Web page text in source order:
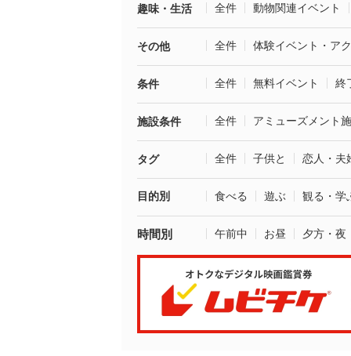
趣味・生活 全件 動物関連イベント
その他 全件 体験イベント・ア
条件 全件 無料イベント 終
施設条件 全件 アミューズメント
タグ 全件 子供と 恋人・夫
目的別 食べる 遊ぶ 観る・学
時間別 午前中 お昼 夕方・夜